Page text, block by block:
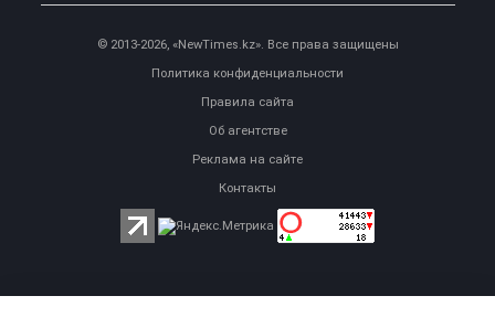
© 2013-2026, «NewTimes.kz». Все права защищены
Политика конфиденциальности
Правила сайта
Об агентстве
Реклама на сайте
Контакты